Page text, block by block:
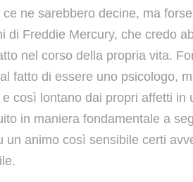
ce ne sarebbero decine, ma
di Freddie Mercury, che credo
nel corso della propria vita.
fatto di essere uno psicologo,
così lontano dai propri affetti
in maniera fondamentale a
un animo così sensibile certi